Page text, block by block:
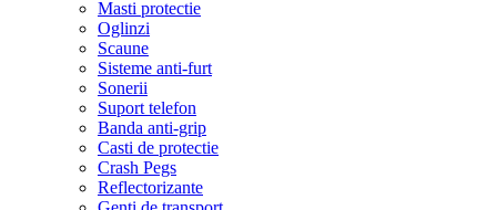
Masti protectie
Oglinzi
Scaune
Sisteme anti-furt
Sonerii
Suport telefon
Banda anti-grip
Casti de protectie
Crash Pegs
Reflectorizante